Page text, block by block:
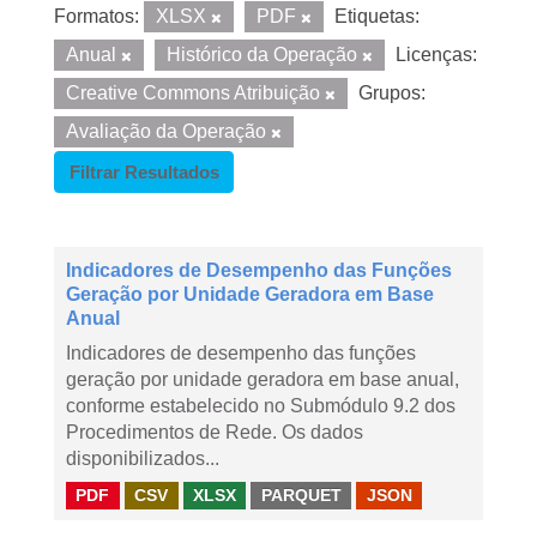
Formatos: XLSX PDF
Etiquetas:
Anual
Histórico da Operação
Licenças:
Creative Commons Atribuição
Grupos:
Avaliação da Operação
Filtrar Resultados
Indicadores de Desempenho das Funções
Geração por Unidade Geradora em Base
Anual
Indicadores de desempenho das funções
geração por unidade geradora em base anual,
conforme estabelecido no Submódulo 9.2 dos
Procedimentos de Rede. Os dados
disponibilizados...
PDF CSV XLSX PARQUET JSON